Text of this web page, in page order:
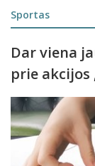
Sportas
Dar viena
prie akcijos